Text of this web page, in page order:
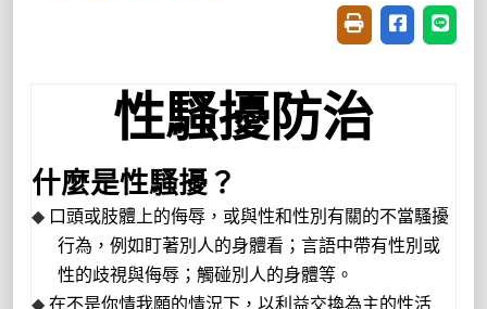
友善列印(開新視
分享至臉書
分享
性騷擾防治
什麼是性騷擾？
◆ 口頭或肢體上的侮辱，或與性和性別有關的不當騷擾
行為，例如盯著別人的身體看；言語中帶有性別或
性的歧視與侮辱；觸碰別人的身體等。
◆ 在不是你情我願的情況下，以利益交換為主的性活